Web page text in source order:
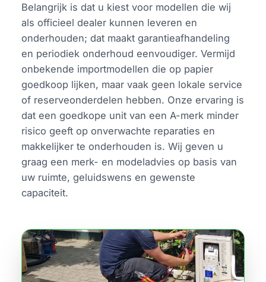
Belangrijk is dat u kiest voor modellen die wij
als officieel dealer kunnen leveren en
onderhouden; dat maakt garantieafhandeling
en periodiek onderhoud eenvoudiger. Vermijd
onbekende importmodellen die op papier
goedkoop lijken, maar vaak geen lokale service
of reserveonderdelen hebben. Onze ervaring is
dat een goedkope unit van een A-merk minder
risico geeft op onverwachte reparaties en
makkelijker te onderhouden is. Wij geven u
graag een merk- en modeladvies op basis van
uw ruimte, geluidswens en gewenste
capaciteit.